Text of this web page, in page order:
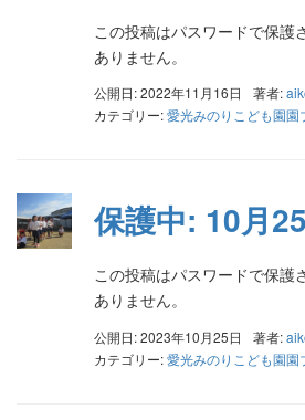
この投稿はパスワードで保護
ありません。
公開日: 2022年11月16日 著者:
カテゴリー:愛光みのりこども園園
保護中: 10月
この投稿はパスワードで保護
ありません。
公開日: 2023年10月25日 著者:
カテゴリー:愛光みのりこども園園